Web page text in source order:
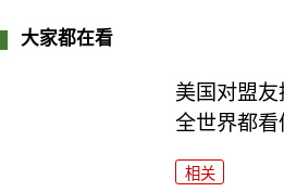
大家都在看
美国对盟友
全世界都看
相关